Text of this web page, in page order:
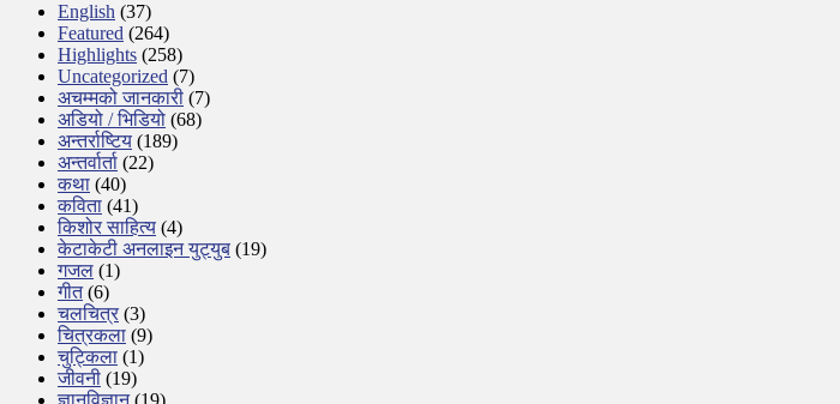
English (37)
Featured (264)
Highlights (258)
Uncategorized (7)
अचम्मको जानकारी (7)
अडियो / भिडियो (68)
अन्तर्राष्टिय (189)
अन्तर्वार्ता (22)
कथा (40)
कविता (41)
किशोर साहित्य (4)
केटाकेटी अनलाइन युट्युब (19)
गजल (1)
गीत(6)
चलचित्र (3)
चित्रकला (9)
चुट्किला (1)
जीवनी (19)
ज्ञानविज्ञान(19)